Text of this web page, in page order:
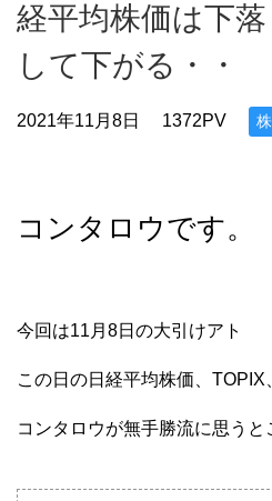
経平均株価は下
して下がる・・
2021年11月8日 1372PV
コンタロウです。
今回は11月8日の大引けアト
この日の日経平均株価、TOPIX
コンタロウが無手勝流に思うと